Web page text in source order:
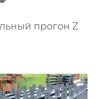
прогон Z